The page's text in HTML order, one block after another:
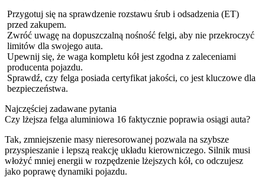
Przygotuj się na sprawdzenie rozstawu śrub i odsadzenia (ET)
przed zakupem.
Zwróć uwagę na dopuszczalną nośność felgi, aby nie przekroczyć
limitów dla swojego auta.
Upewnij się, że waga kompletu kół jest zgodna z zaleceniami
producenta pojazdu.
Sprawdź, czy felga posiada certyfikat jakości, co jest kluczowe dla
bezpieczeństwa.
Najczęściej zadawane pytania
Czy lżejsza felga aluminiowa 16 faktycznie poprawia osiągi auta?
Tak, zmniejszenie masy nieresorowanej pozwala na szybsze
przyspieszanie i lepszą reakcję układu kierowniczego. Silnik musi
włożyć mniej energii w rozpędzenie lżejszych kół, co odczujesz
jako poprawę dynamiki pojazdu.